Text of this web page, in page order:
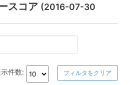
スコア (2016-07-30
件数: フィルタをクリア